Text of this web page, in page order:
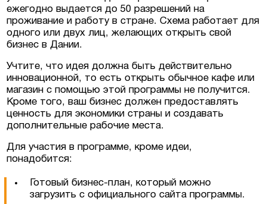
ежегодно выдается до 50 разрешений на
проживание и работу в стране. Схема работает для
одного или двух лиц, желающих открыть свой
бизнес в Дании.
Учтите, что идея должна быть действительно
инновационной, то есть открыть обычное кафе или
магазин с помощью этой программы не получится.
Кроме того, ваш бизнес должен предоставлять
ценность для экономики страны и создавать
дополнительные рабочие места.
Для участия в программе, кроме идеи,
понадобится:
Готовый бизнес-план, который можно
загрузить с официального сайта программы.